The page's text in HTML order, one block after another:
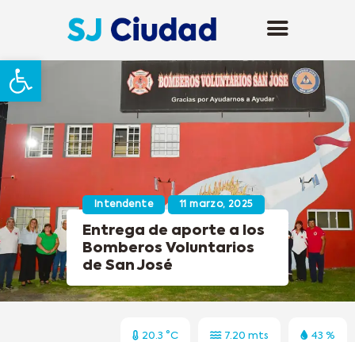
Abrir barra de herramientas
Intendente 11 marzo, 2025
Entrega de aporte a los
Bomberos Voluntarios
de San José
20.3 °C 7.20 mts 43 %